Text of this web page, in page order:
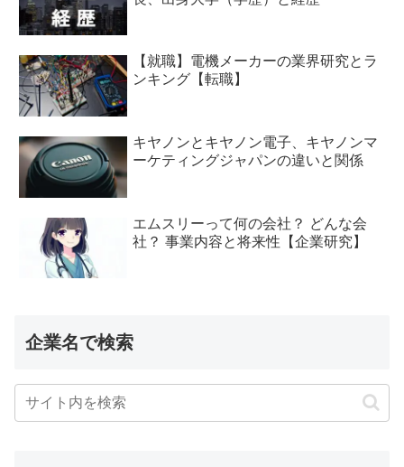
【就職】電機メーカーの業界研究とラ
ンキング【転職】
キヤノンとキヤノン電子、キヤノンマ
ーケティングジャパンの違いと関係
エムスリーって何の会社？ どんな会
社？ 事業内容と将来性【企業研究】
企業名で検索